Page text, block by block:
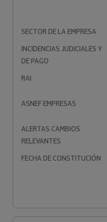
SECTOR DE LA EMPRESA
INCIDENCIAS JUDICIALES Y
DE PAGO
RAI
ASNEF EMPRESAS
ALERTAS CAMBIOS
RELEVANTES
FECHA DE CONSTITUCIÓN